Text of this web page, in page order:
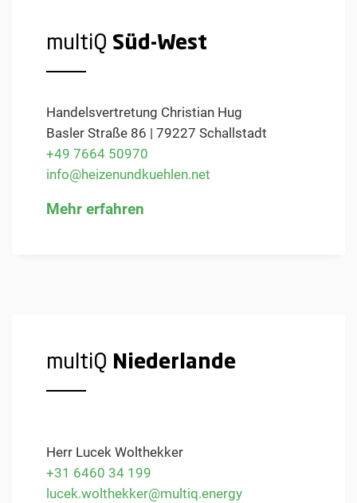
multiQ Süd-West
Handelsvertretung Christian Hug
Basler Straße 86 | 79227 Schallstadt
+49 7664 50970
info@heizenundkuehlen.net
Mehr erfahren
multiQ Niederlande
Herr Lucek Wolthekker
+31 6460 34 199
lucek.wolthekker@multiq.energy